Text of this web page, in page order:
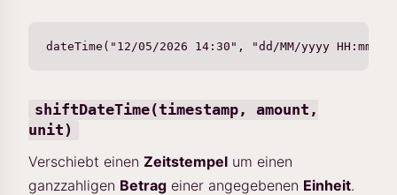
shiftDateTime(timestamp, amount,
unit)
Verschiebt einen Zeitstempel um einen
ganzzahligen Betrag einer angegebenen Einheit.